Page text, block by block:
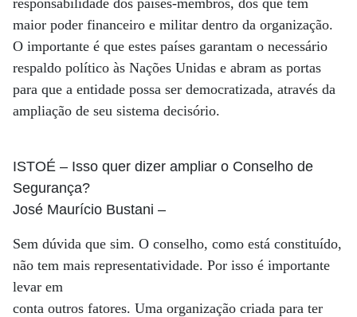
responsabilidade dos países-membros, dos que têm
maior poder financeiro e militar dentro da organização.
O importante é que estes países garantam o necessário
respaldo político às Nações Unidas e abram as portas
para que a entidade possa ser democratizada, através da
ampliação de seu sistema decisório.
ISTOÉ – Isso quer dizer ampliar o Conselho de
Segurança?
José Maurício Bustani –
Sem dúvida que sim. O conselho, como está constituído,
não tem mais representatividade. Por isso é importante
levar em
conta outros fatores. Uma organização criada para ter